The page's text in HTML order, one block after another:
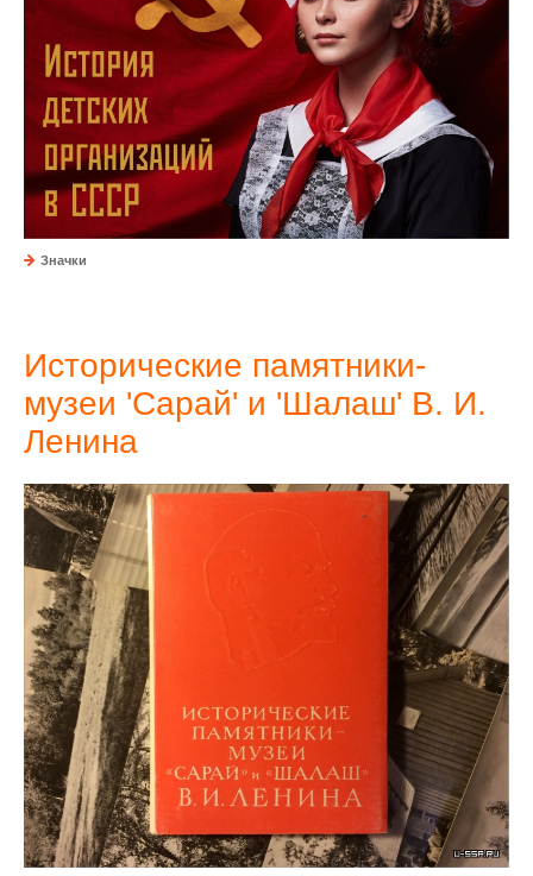
Значки
Исторические памятники-
музеи 'Сарай' и 'Шалаш' В. И.
Ленина